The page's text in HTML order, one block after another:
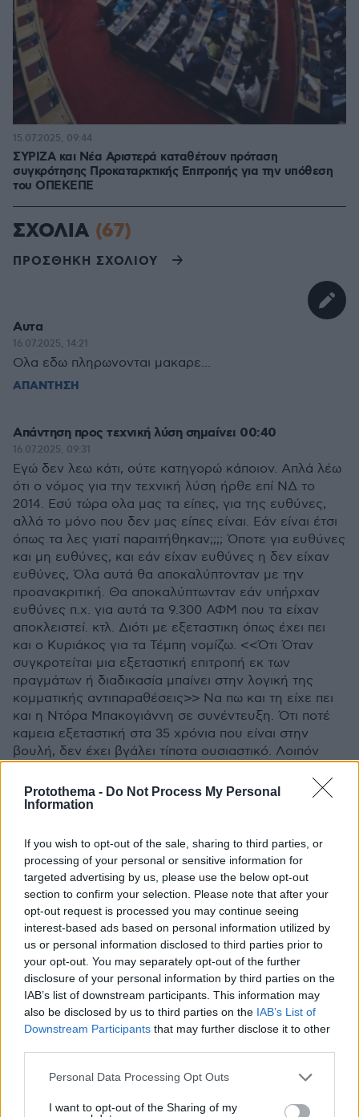
Protothema - Do Not Process My Personal
Information
If you wish to opt-out of the sale, sharing to third parties, or
processing of your personal or sensitive information for
targeted advertising by us, please use the below opt-out
section to confirm your selection. Please note that after your
opt-out request is processed you may continue seeing
interest-based ads based on personal information utilized by
us or personal information disclosed to third parties prior to
your opt-out. You may separately opt-out of the further
disclosure of your personal information by third parties on the
IAB’s list of downstream participants. This information may
also be disclosed by us to third parties on the IAB’s List of
Downstream Participants that may further disclose it to other
Please note that this website/app uses one or more Google
not limited to your visit or usage behaviour. You may click to
Personal Data Processing Opt Outs
I want to opt-out of the Sharing of my
ΣΥΡΙΖΑ και Νέα Αριστερά καταθέτουν πρόταση
συγκρότησης Προκαταρκτικής Επιτροπής για την υπόθεση
του ΟΠΕΚΕΠΕ
15.07.2025, 09:44
ΣΧΟΛΙΑ (67)
ΠΡΟΣΘΗΚΗ ΣΧΟΛΙΟΥ
Αυτα
16.07.2025, 14:21
Ολα εδω πληρωνονται μακαρε...
ΑΠΑΝΤΗΣΗ
Απάντηση προς τεχνική λύση σημαίνει 00:40
16.07.2025, 09:31
Εγώ δεν λεω κάτι, ούτε κατηγορώ κάποιον. Απλά λέω
ότι ο νόμος για την τεχνική λύση ήρθε επί ΝΔ το
2014. Εσύ τώρα ολα μας τα είπες, για της ευθύνες,
αλλά το μόνο που δεν μας είπες είναι. Εάν είναι έτσι
όπως τα λες γιατί παραιτήθηκαν;;;; Όποτε για ευθύνες
και μη ευθύνες, και εάν είχαν ευθύνες η δεν είχαν
ευθύνες, Όλα αυτά θα αποκαλύπτονταν με την
προανακριτική. Θα αποκαλύπτωνταν εάν υπήρχαν
ευθύνες π.χ. για αυτά τα 9.300 ΑΦΜ που τα είχαν
αποκλειστεί. κτλ. Διότι με εξεταστικη όπως έχει πει
και ο Κυριάκος για τα Τέμπη νομίζω. <<Ότι Όταν
συγκροτείται μια εξεταστική επιτροπή εκ των
πραγμάτων ή διαδικασία μπαίνει στην λογική της
κομματικής αντιπαραθέσεις>> Να πω και τη είχε πει
και η Ντόρα Μπακογιάννη σε συνέντευξη. Ότι ποτέ
καμεια εξεταστική στα 35 χρόνια που είναι στην
βουλή, δεν έχει βγάλει τίποτα ουσιαστικό. Λοιπόν
Τρίτη και είπε εξεταστική από το 1998;;;;; Για να μήν
βγάλει κανένα αποτέλεσμα;;; Δεν το λέω εγώ.
Λέλος
16.07.2025, 06:56
Πως την πατησε εται ο εδεκαστος -αλανθαστος
-ημιθεος Μακης .
ΑΠΑΝΤΗΣΗ
Δεν είσαι εσύ από αυτούς που πιάνονται κορόιδο και
γίνονται θύματα.
16.07.2025, 04:14
Απλά πλήρωσες την αμετροέπειά σου. Πίστεψες ότι